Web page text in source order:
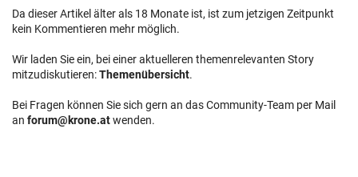
Da dieser Artikel älter als 18 Monate ist, ist zum jetzigen Zeitpunkt
kein Kommentieren mehr möglich.
Wir laden Sie ein, bei einer aktuelleren themenrelevanten Story
mitzudiskutieren:Themenübersicht.
Bei Fragen können Sie sich gern an das Community-Team per Mail
an forum@krone.atwenden.